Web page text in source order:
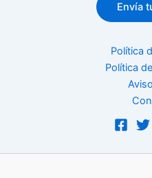
Envía
Política
Política